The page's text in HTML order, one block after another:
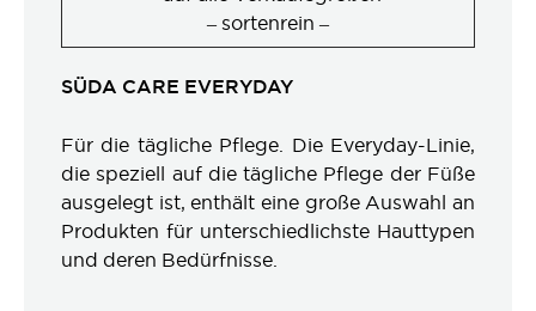
– sortenrein –
SÜDA CARE EVERYDAY
Für die tägliche Pflege. Die Everyday-Linie,
die speziell auf die tägliche Pflege der Füße
ausgelegt ist, enthält eine große Auswahl an
Produkten für unterschiedlichste Hauttypen
und deren Bedürfnisse.